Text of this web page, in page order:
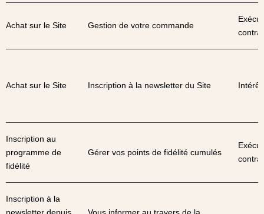
Achat sur le Site Gestion de votre commande
contrat
Achat sur le Site Inscription à la newsletter du Site
Inscription au
programme de
fidélité
Gérer vos points de fidélité cumulés
contrat
Inscription à la